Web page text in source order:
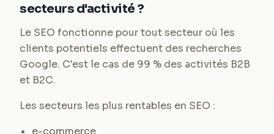
secteurs d'activité ?
Le SEO fonctionne pour tout secteur où les
clients potentiels effectuent des recherches
Google. C'est le cas de 99 % des activités B2B
et B2C.
Les secteurs les plus rentables en SEO :
e-commerce